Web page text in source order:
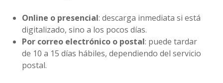
Online o presencial: descarga inmediata si está
digitalizado, sino a los pocos días.
Por correo electrónico o postal: puede tardar
de 10 a 15 días hábiles, dependiendo del servicio
postal.